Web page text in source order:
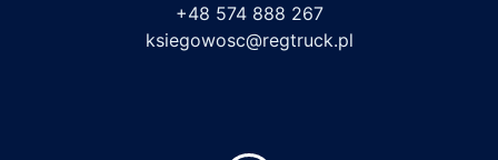
+48 574 888 267
ksiegowosc@regtruck.pl